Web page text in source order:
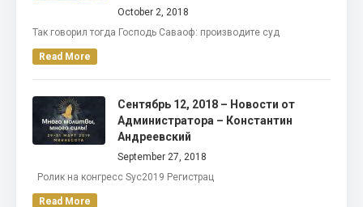
October 2, 2018
Так говорил тогда Господь Саваоф: производите суд
Read More
Сентябрь 12, 2018 – Новости от
Администратора – Константин
Андреевский
September 27, 2018
Ролик на конгресс Syc2019 Регистрац
Read More